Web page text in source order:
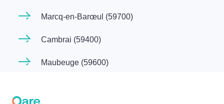
Marcq-en-Barœul (59700)
Cambrai (59400)
Maubeuge (59600)